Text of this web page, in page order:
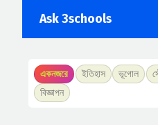
Ask 3schools
একনজরে ইতিহাস ভূগোল
বিজ্ঞাপন